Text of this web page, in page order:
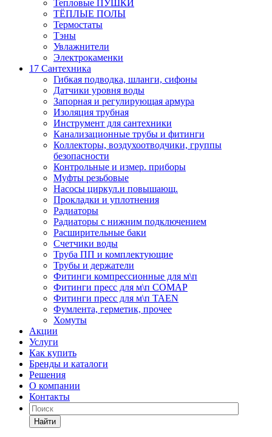
Тепловые ПУШКИ
ТЁПЛЫЕ ПОЛЫ
Термостаты
Тэны
Увлажнители
Электрокаменки
17 Сантехника
Гибкая подводка, шланги, сифоны
Датчики уровня воды
Запорная и регулирующая армура
Изоляция трубная
Инструмент для сантехники
Канализационные трубы и фитинги
Коллекторы, воздухоотводчики, группы
безопасности
Контрольные и измер. приборы
Муфты резьбовые
Насосы циркул.и повышающ.
Прокладки и уплотнения
Радиаторы
Радиаторы с нижним подключением
Расширительные баки
Счетчики воды
Труба ПП и комплектующие
Трубы и держатели
Фитинги компрессионные для м\п
Фитинги пресс для м\п COMAP
Фитинги пресс для м\п TAEN
Фумлента, герметик, прочее
Хомуты
Акции
Услуги
Как купить
Бренды и каталоги
Решения
О компании
Контакты
Найти